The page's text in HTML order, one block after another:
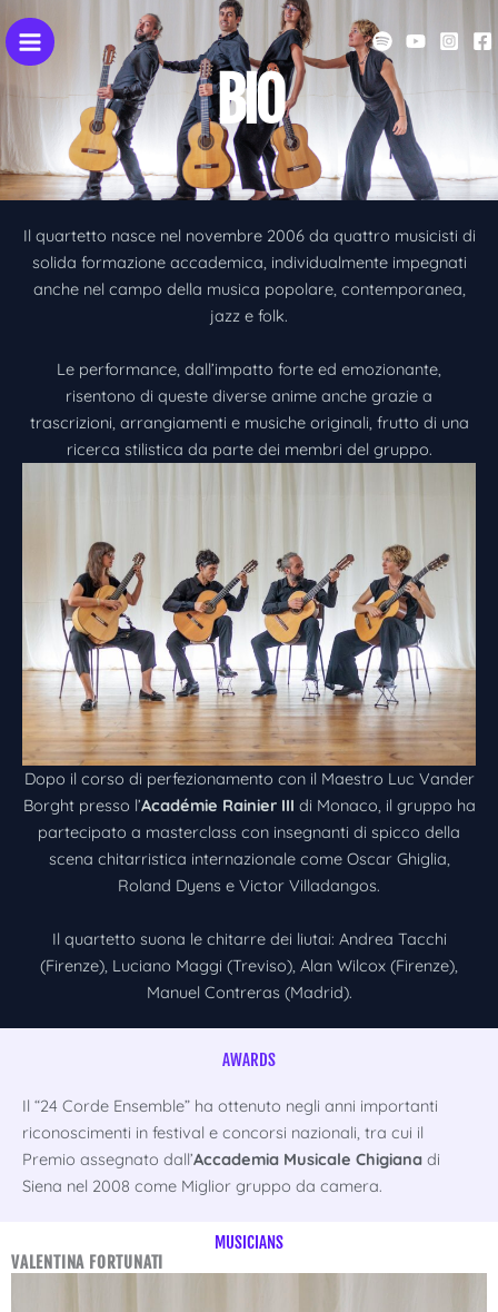
AL
CONTENUTO
BIO
Il quartetto nasce nel novembre 2006 da quattro musicisti di
solida formazione accademica, individualmente impegnati
anche nel campo della musica popolare, contemporanea,
jazz e folk.
Le performance, dall’impatto forte ed emozionante,
risentono di queste diverse anime anche grazie a
trascrizioni, arrangiamenti e musiche originali, frutto di una
ricerca stilistica da parte dei membri del gruppo.
Dopo il corso di perfezionamento con il Maestro Luc Vander
Borght presso l’Académie Rainier III di Monaco, il gruppo ha
partecipato a masterclass con insegnanti di spicco della
scena chitarristica internazionale come Oscar Ghiglia,
Roland Dyens e Victor Villadangos.
Il quartetto suona le chitarre dei liutai: Andrea Tacchi
(Firenze), Luciano Maggi (Treviso), Alan Wilcox (Firenze),
Manuel Contreras (Madrid).
AWARDS
Il “24 Corde Ensemble” ha ottenuto negli anni importanti
riconoscimenti in festival e concorsi nazionali, tra cui il
Premio assegnato dall’Accademia Musicale Chigiana di
Siena nel 2008 come Miglior gruppo da camera.
MUSICIANS
VALENTINA FORTUNATI